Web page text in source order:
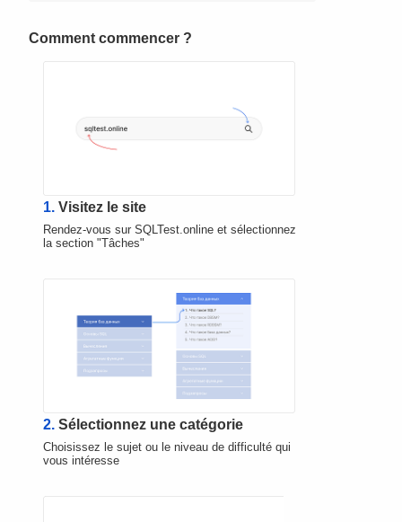
Comment commencer ?
1. Visitez le site
Rendez-vous sur SQLTest.online et sélectionnez
la section "Tâches"
2. Sélectionnez une catégorie
Choisissez le sujet ou le niveau de difficulté qui
vous intéresse